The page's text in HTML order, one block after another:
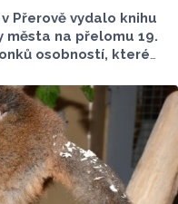
Přerově vydalo knihu
města na přelomu 19.
osobností, které
autorky publikace
13 let
u příležitosti
na královské město,
Chalupová.